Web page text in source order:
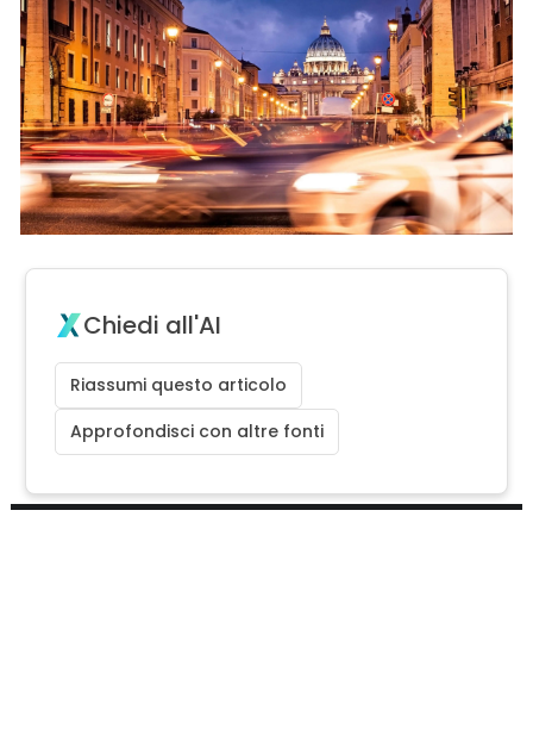
Chiedi all'AI
Riassumi questo articolo
Approfondisci con altre fonti